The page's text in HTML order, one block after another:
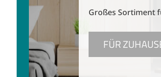
Großes Sortiment
FÜR